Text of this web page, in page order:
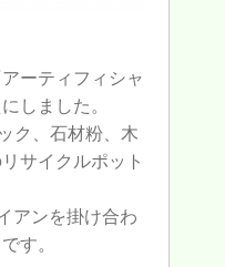
ーティフィシャ
しました。
ク、石材粉、木
サイクルポット
アンを掛け合わ
す。